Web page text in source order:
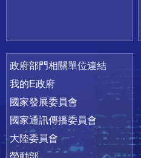
政府部門相關單位連結
我的E政府
國家發展委員會
國家通訊傳播委員會
大陸委員會